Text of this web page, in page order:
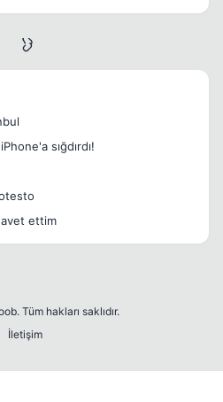
sığdırdı!
ettim
Tüm hakları saklıdır.
İletişim